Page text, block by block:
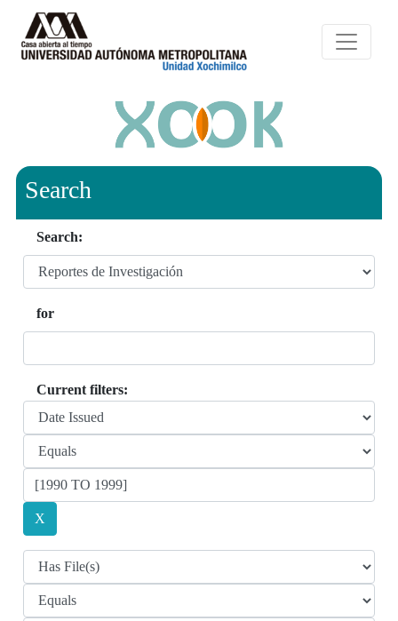
Search
Search:
for
Current filters: